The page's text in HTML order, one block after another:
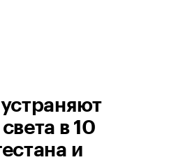
в 10
и